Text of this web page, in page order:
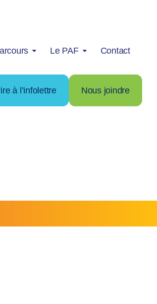
Le PAF Contact
à l’infolettre Nous joindre